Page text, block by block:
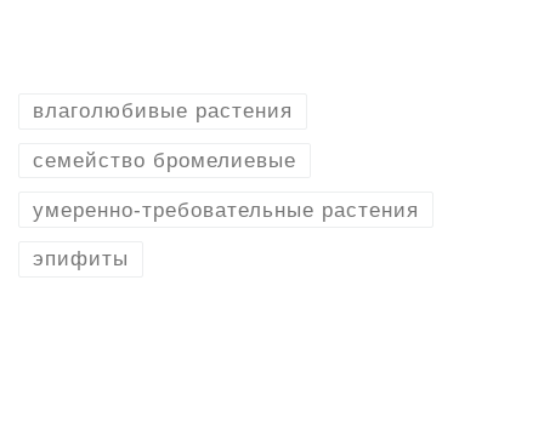
влаголюбивые растения
семейство бромелиевые
умеренно-требовательные растения
эпифиты